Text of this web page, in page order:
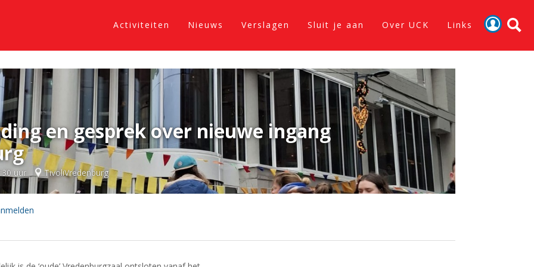
Activiteiten Nieuws Verslagen Sluit je aan Over UCK Links
en gesprek over nieuwe ingang
uur TivoliVredenburg
Nieuws
Verslagen
Sluit je aan
Over UCK
Links